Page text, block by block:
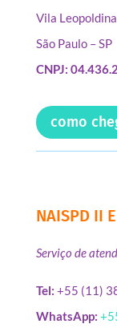
Vila Leopoldina
São Paulo – SP
CNPJ:
como
NAISPD II
Serviço de
Tel: +55 (11)
WhatsApp: